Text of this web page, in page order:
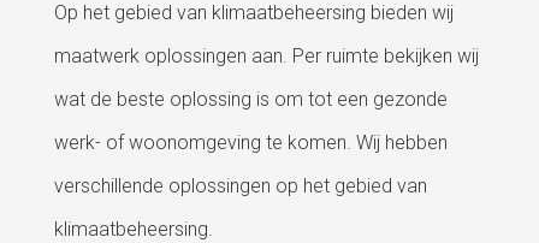
Op het gebied van klimaatbeheersing bieden wij
maatwerk oplossingen aan. Per ruimte bekijken wij
wat de beste oplossing is om tot een gezonde
werk- of woonomgeving te komen. Wij hebben
verschillende oplossingen op het gebied van
klimaatbeheersing.